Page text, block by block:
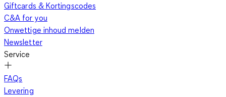
Giftcards & Kortingscodes
C&A for you
Onwettige inhoud melden
Newsletter
Service
FAQs
Levering